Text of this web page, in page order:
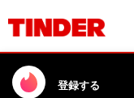
登録する